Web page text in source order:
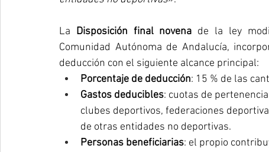
La Disposición final novena de la ley
Comunidad Autónoma de Andalucía,
deducción con el siguiente alcance principal:
Porcentaje de deducción: 15 % de las
Gastos deducibles: cuotas de
clubes deportivos, federaciones
de otras entidades no deportivas.
Personas beneficiarias: el propio